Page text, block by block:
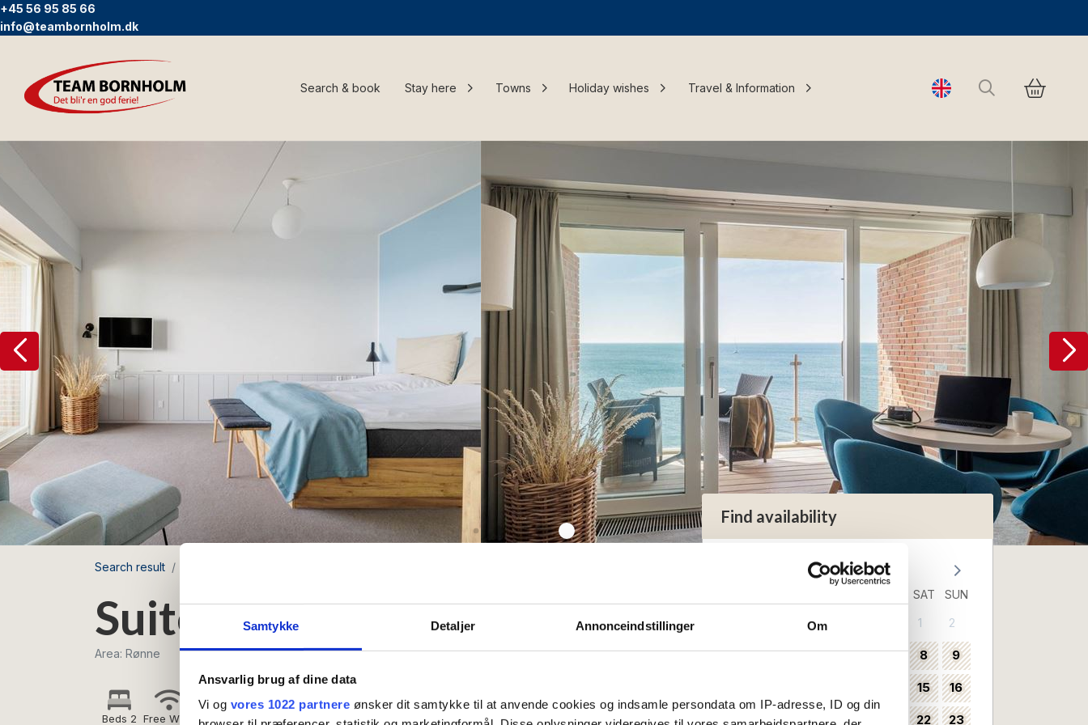
Samtykke Detaljer Annonceindstillinger Om
Ansvarlig brug af dine data
Vi og vores 1022 partnere ønsker dit samtykke til at anvende cookies og indsamle persondata om IP-adresse, ID og din
+45 56 95 85 66
info@teambornholm.dk
Search & book Stay here Towns Holiday wishes Travel & Information Change language
Search
Search result
Suite - Sea view
Area: Rønne
Beds 2 Free Wi-Fi
Find availability
August 2026
SAT SUN
1 2
3 4 5 6 7 8 9
15 16
34 17 18 19 20 22 23